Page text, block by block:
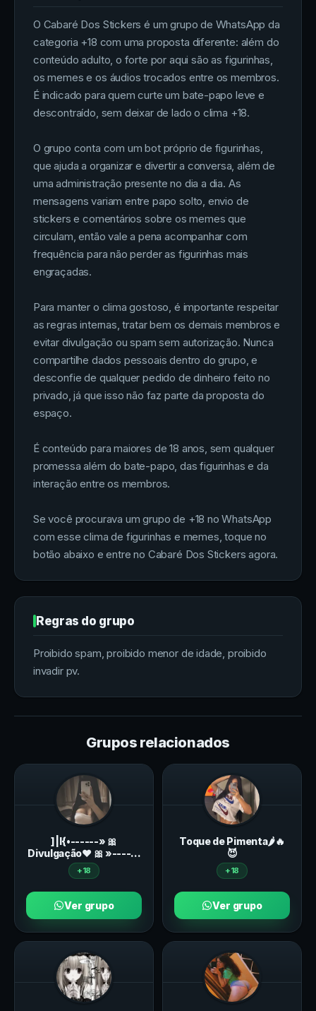
O Cabaré Dos Stickers é um grupo de WhatsApp da
categoria +18 com uma proposta diferente: além do
conteúdo adulto, o forte por aqui são as figurinhas,
os memes e os áudios trocados entre os membros.
É indicado para quem curte um bate-papo leve e
descontraído, sem deixar de lado o clima +18.
O grupo conta com um bot próprio de figurinhas,
que ajuda a organizar e divertir a conversa, além de
uma administração presente no dia a dia. As
mensagens variam entre papo solto, envio de
stickers e comentários sobre os memes que
circulam, então vale a pena acompanhar com
frequência para não perder as figurinhas mais
engraçadas.
Para manter o clima gostoso, é importante respeitar
as regras internas, tratar bem os demais membros e
evitar divulgação ou spam sem autorização. Nunca
compartilhe dados pessoais dentro do grupo, e
desconfie de qualquer pedido de dinheiro feito no
privado, já que isso não faz parte da proposta do
espaço.
É conteúdo para maiores de 18 anos, sem qualquer
promessa além do bate-papo, das figurinhas e da
interação entre os membros.
Se você procurava um grupo de +18 no WhatsApp
com esse clima de figurinhas e memes, toque no
botão abaixo e entre no Cabaré Dos Stickers agora.
Regras do grupo
Proibido spam, proibido menor de idade, proibido
invadir pv.
Grupos relacionados
]|I{•------» 🎀
Divulgação❤ 🎀 »------
•{I|]
+18
Ver grupo
Toque de Pimenta🌶️🔥
😈
+18
Ver grupo